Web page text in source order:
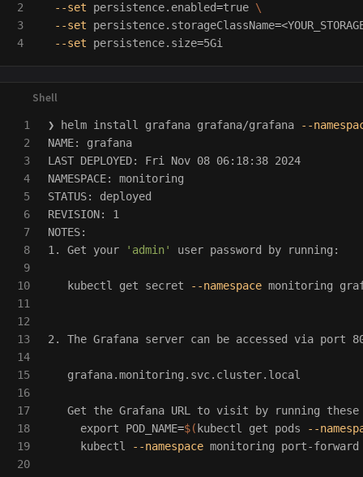
2
3
--set persistence.enabled=true \
--set persistence.storageClassName=
--set persistence.size=
1
2
3
4
5
6
7
8
9
10
11
12
13
14
15
16
17
18
19
20
❯ helm install grafana grafana/grafana
--
NAME: grafana
LAST DEPLOYED: Fri Nov 08 06:18:38 2024
NAMESPACE: monitoring
STATUS: deployed
REVISION: 1
NOTES:
1. Get your
'admin' user password by running:
   kubectl get secret
--namespace monitoring
2. The Grafana server can be accessed via port
   grafana.monitoring.svc.cluster.local
Get the Grafana URL to visit by running
export POD_NAME=$( kubectl get pods
--
     kubectl
--namespace monitoring port-